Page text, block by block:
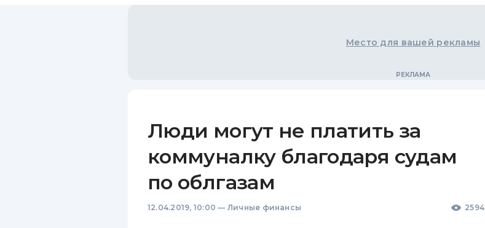
Место для вашей рекламы
Люди могут не платить за
коммуналку благодаря судам
по облгазам
12.04.2019, 10:00 — Личные финансы 2594